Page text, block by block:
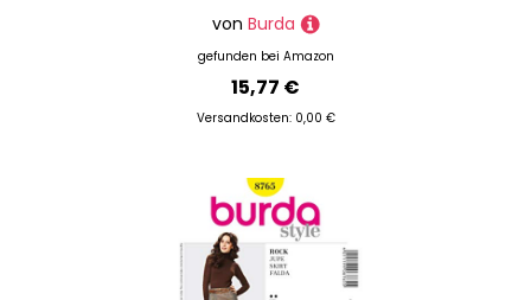
von Burda
gefunden bei Amazon
15,77 €
Versandkosten: 0,00 €